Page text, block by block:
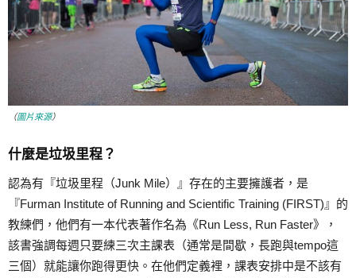
（圖片來源）
什麼是垃圾里程？
認為有『垃圾里程（Junk Mile）』存在的主要擁護者，是
『Furman Institute of Running and Scientific Training (FIRST)』的
教練們，他們有一本代表著作名為《Run Less, Run Faster》，
該書強調每週只要練三次主課表（通常是間歇，長跑與tempo這
三個）就能讓你跑得更快。在他們定義裡，課表安排中是不該有